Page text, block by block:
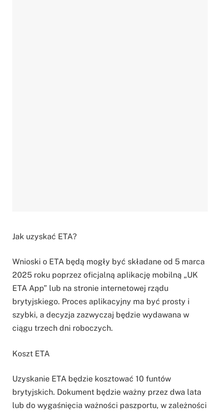
Jak uzyskać ETA?
Wnioski o ETA będą mogły być składane od 5 marca
2025 roku poprzez oficjalną aplikację mobilną „UK
ETA App” lub na stronie internetowej rządu
brytyjskiego. Proces aplikacyjny ma być prosty i
szybki, a decyzja zazwyczaj będzie wydawana w
ciągu trzech dni roboczych.
Koszt ETA
Uzyskanie ETA będzie kosztować 10 funtów
brytyjskich. Dokument będzie ważny przez dwa lata
lub do wygaśnięcia ważności paszportu, w zależności